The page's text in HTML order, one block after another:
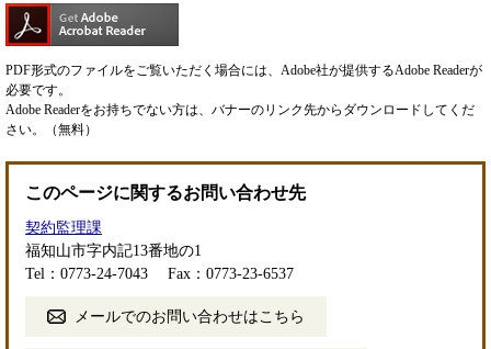
PDF形式のファイルをご覧いただく場合には、Adobe社が提供するAdobe Readerが
必要です。
Adobe Readerをお持ちでない方は、バナーのリンク先からダウンロードしてくだ
さい。（無料）
このページに関するお問い合わせ先
契約監理課
福知山市字内記13番地の1
Tel：0773-24-7043
Fax：0773-23-6537
メールでのお問い合わせはこちら